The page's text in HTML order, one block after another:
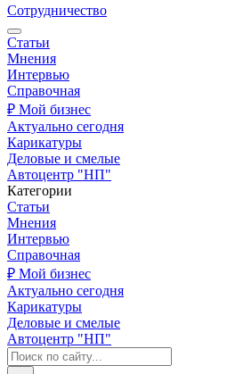
Сотрудничество
Статьи
Мнения
Интервью
Справочная
₽ Мой бизнес
Актуально сегодня
Карикатуры
Деловые и смелые
Автоцентр "НП"
Категории
Статьи
Мнения
Интервью
Справочная
₽ Мой бизнес
Актуально сегодня
Карикатуры
Деловые и смелые
Автоцентр "НП"